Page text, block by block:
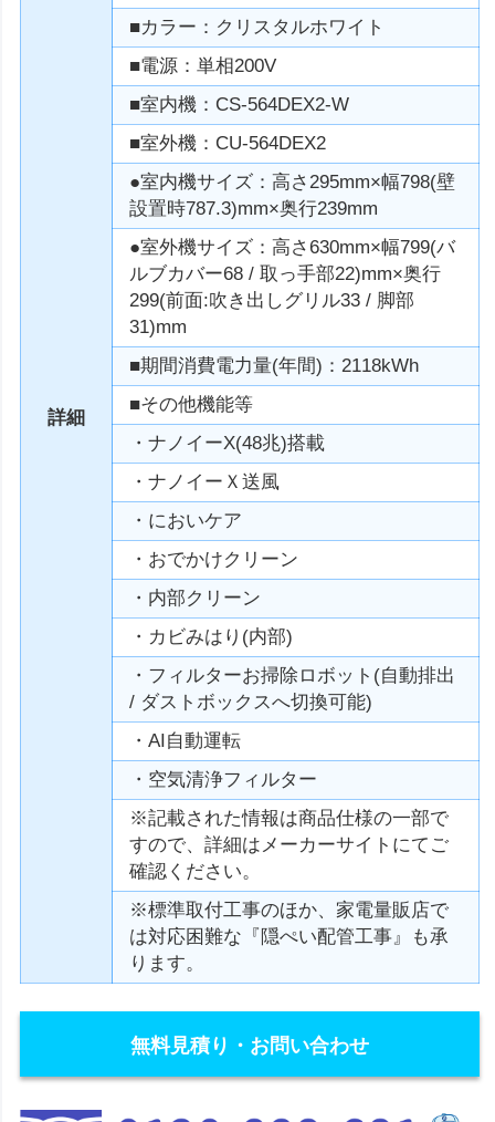
詳細
■カラー：クリスタルホワイト
■電源：単相200V
■室内機：CS-564DEX2-W
■室外機：CU-564DEX2
●室内機サイズ：高さ295mm×幅798(壁
設置時787.3)mm×奥行239mm
●室外機サイズ：高さ630mm×幅799(バ
ルブカバー68 / 取っ手部22)mm×奥行
299(前面:吹き出しグリル33 / 脚部
31)mm
■期間消費電力量(年間)：2118kWh
■その他機能等
・ナノイーX(48兆)搭載
・ナノイーＸ送風
・においケア
・おでかけクリーン
・内部クリーン
・カビみはり(内部)
・フィルターお掃除ロボット(自動排出
/ ダストボックスへ切換可能)
・AI自動運転
・空気清浄フィルター
※記載された情報は商品仕様の一部で
すので、詳細はメーカーサイトにてご
確認ください。
※標準取付工事のほか、家電量販店で
は対応困難な『隠ぺい配管工事』も承
ります。
無料見積り・お問い合わせ